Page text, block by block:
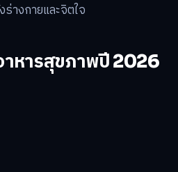
างกายและจิตใจ
าหารสุขภาพปี 2026